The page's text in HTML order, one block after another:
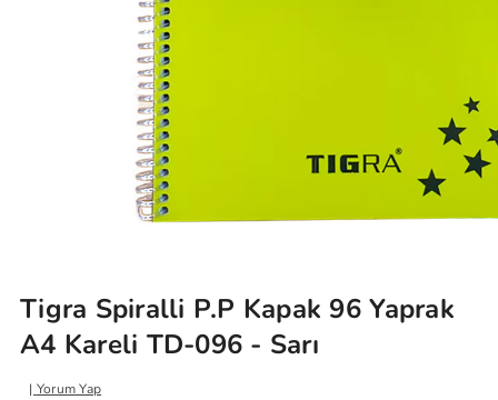
Tigra Spiralli P.P Kapak 96 Yaprak
A4 Kareli TD-096 - Sarı
Yorum Yap